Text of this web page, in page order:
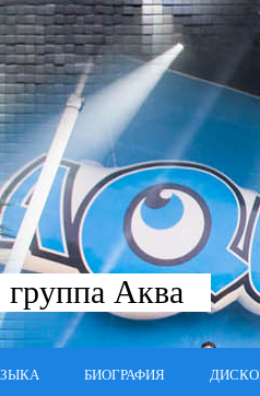
группа Аква
БИОГРАФИЯ